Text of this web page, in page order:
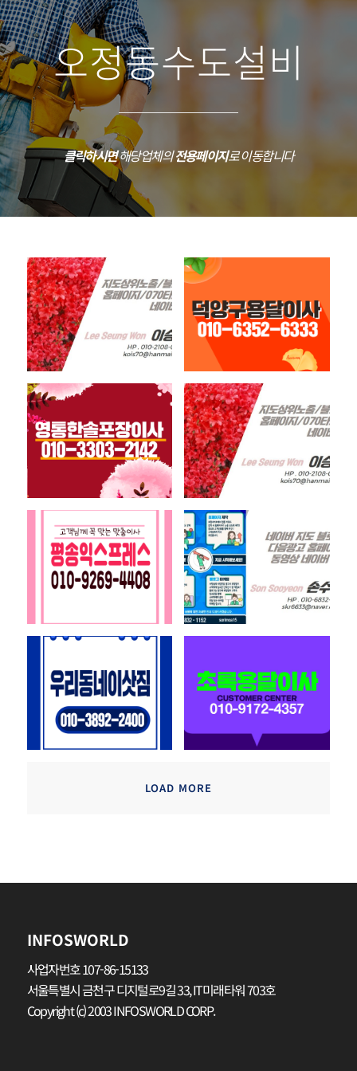
오정동수도설비
클릭하시면해당업체의전용페이지로 이동합니다
LOAD MORE
INFOSWORLD
사업자번호 107-86-15133
서울특별시 금천구 디지털로9길 33, IT미래타워 703호
Copyright (c) 2003 INFOSWORLD CORP.